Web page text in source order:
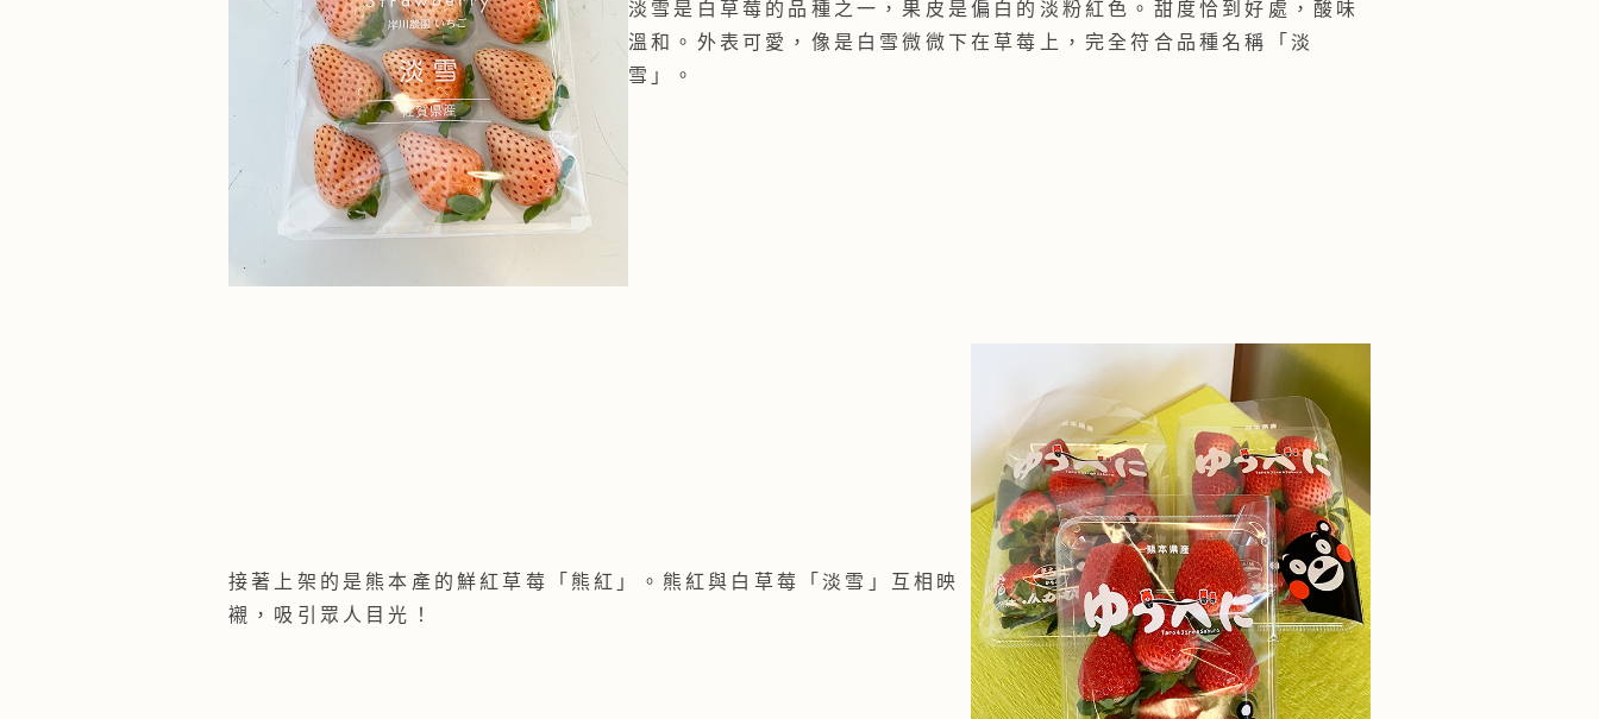
淡雪是白草莓的品種之一，果皮是偏白的淡粉紅色。甜度恰到好處，酸味
溫和。外表可愛，像是白雪微微下在草莓上，完全符合品種名稱「淡
雪」。
接著上架的是熊本產的鮮紅草莓「熊紅」。熊紅與白草莓「淡雪」互相映
襯，吸引眾人目光！